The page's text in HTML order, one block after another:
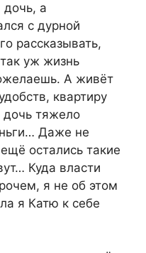
а
с дурной
рассказывать,
уж жизнь
А живёт
квартиру
дочь тяжело
Даже не
остались такие
Куда власти
я не об этом
я Катю к себе